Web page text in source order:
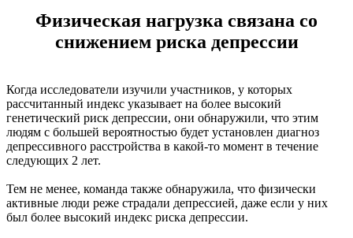
Физическая нагрузка связана со
снижением риска депрессии
Когда исследователи изучили участников, у которых
рассчитанный индекс указывает на более высокий
генетический риск депрессии, они обнаружили, что этим
людям с большей вероятностью будет установлен диагноз
депрессивного расстройства в какой-то момент в течение
следующих 2 лет.
Тем не менее, команда также обнаружила, что физически
активные люди реже страдали депрессией, даже если у них
был более высокий индекс риска депрессии.